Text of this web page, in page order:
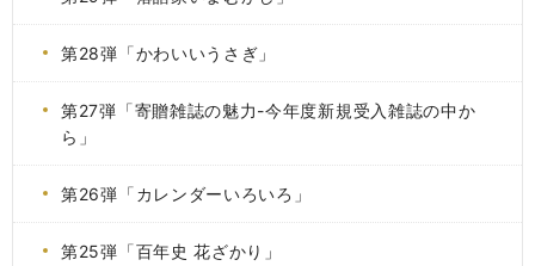
第28弾「かわいいうさぎ」
第27弾「寄贈雑誌の魅力-今年度新規受入雑誌の中か
ら」
第26弾「カレンダーいろいろ」
第25弾「百年史 花ざかり」